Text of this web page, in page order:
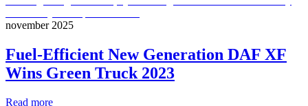
november 2025
Fuel-Efficient New Generation DAF XF
Wins Green Truck 2023
Read more